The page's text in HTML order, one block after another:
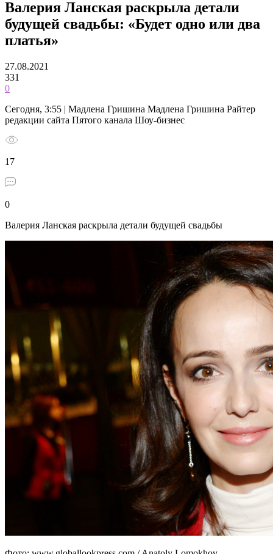
Валерия Ланская раскрыла детали
будущей свадьбы: «Будет одно или два
платья»
27.08.2021
331
0
Сегодня, 3:55 | Мадлена Гришина Мадлена Гришина Райтер
редакции сайта Пятого канала Шоу-бизнес
17
0
Валерия Ланская раскрыла детали будущей свадьбы